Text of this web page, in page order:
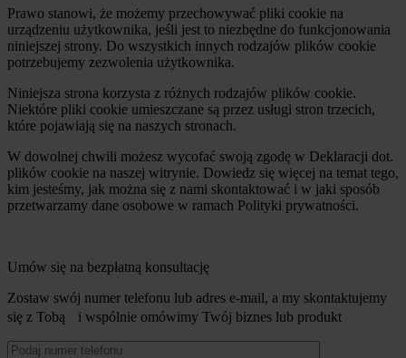
Prawo stanowi, że możemy przechowywać pliki cookie na
urządzeniu użytkownika, jeśli jest to niezbędne do funkcjonowania
niniejszej strony. Do wszystkich innych rodzajów plików cookie
potrzebujemy zezwolenia użytkownika.
Niniejsza strona korzysta z różnych rodzajów plików cookie.
Niektóre pliki cookie umieszczane są przez usługi stron trzecich,
które pojawiają się na naszych stronach.
W dowolnej chwili możesz wycofać swoją zgodę w Deklaracji dot.
plików cookie na naszej witrynie. Dowiedz się więcej na temat tego,
kim jesteśmy, jak można się z nami skontaktować i w jaki sposób
przetwarzamy dane osobowe w ramach Polityki prywatności.
Umów się na bezpłatną konsultację
Zostaw swój numer telefonu lub adres e-mail, a my skontaktujemy
się z Tobą i wspólnie omówimy Twój biznes lub produkt